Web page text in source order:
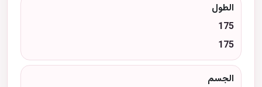
الطول
175
175
الجسم